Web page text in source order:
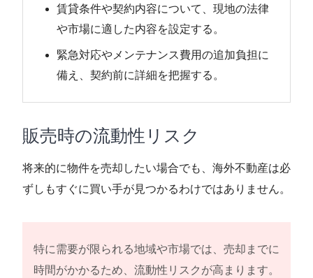
賃貸条件や契約内容について、現地の法律
や市場に適した内容を設定する。
緊急対応やメンテナンス費用の追加負担に
備え、契約前に詳細を把握する。
販売時の流動性リスク
将来的に物件を売却したい場合でも、海外不動産は必
ずしもすぐに買い手が見つかるわけではありません。
特に需要が限られる地域や市場では、売却までに
時間がかかるため、流動性リスクが高まります。